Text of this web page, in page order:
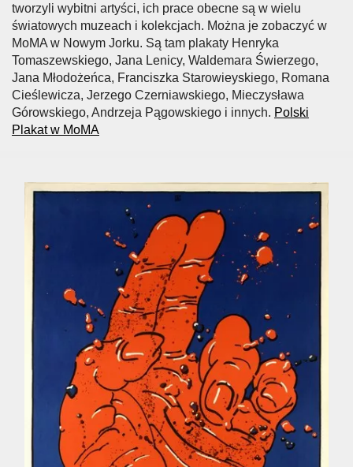
tworzyli wybitni artyści, ich prace obecne są w wielu
światowych muzeach i kolekcjach. Można je zobaczyć w
MoMA w Nowym Jorku. Są tam plakaty Henryka
Tomaszewskiego, Jana Lenicy, Waldemara Świerzego,
Jana Młodożeńca, Franciszka Starowieyskiego, Romana
Cieślewicza, Jerzego Czerniawskiego, Mieczysława
Górowskiego, Andrzeja Pągowskiego i innych. Polski
Plakat w MoMA